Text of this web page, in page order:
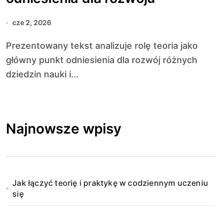
cze 2, 2026
Prezentowany tekst analizuje rolę teoria jako
główny punkt odniesienia dla rozwój różnych
dziedzin nauki i...
Najnowsze wpisy
Jak łączyć teorię i praktykę w codziennym uczeniu
się